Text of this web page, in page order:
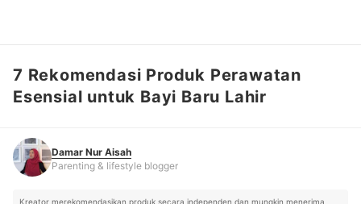
Damar Nur Aisah
7 Rekomendasi Produk Perawatan
Esensial untuk Bayi Baru Lahir
Damar Nur Aisah
Parenting & lifestyle blogger
Kreator merekomendasikan produk secara independen dan mungkin menerima